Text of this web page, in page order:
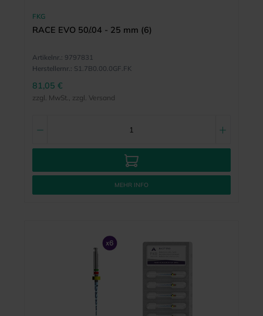
FKG
RACE EVO 50/.04 - 25 mm (6)
Artikelnr.: 9797831
Herstellernr.: S1.7B0.00.0GF.FK
81,05 €
zzgl. MwSt., zzgl. Versand
MEHR INFO